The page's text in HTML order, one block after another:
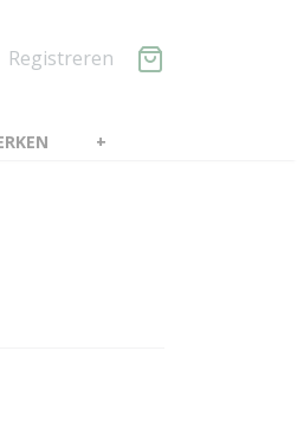
Registreren
+